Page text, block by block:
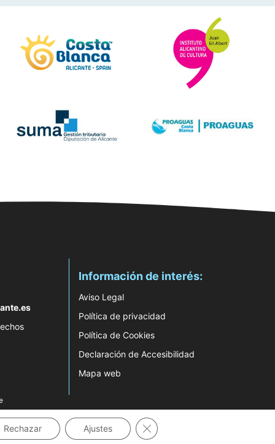
Información de interés:
Aviso Legal
Política de privacidad
Política de Cookies
Declaración de Accesibilidad
Mapa web
Rechazar Ajustes Cerrar el banner de cookies